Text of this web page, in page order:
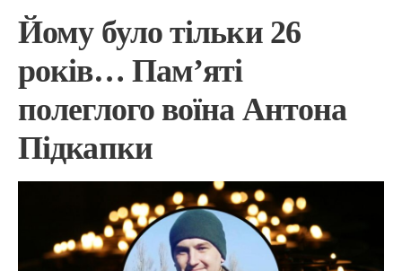
Йому було тільки 26
років… Пам’яті
полеглого воїна Антона
Підкапки